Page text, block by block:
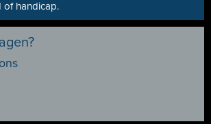
of handicap.